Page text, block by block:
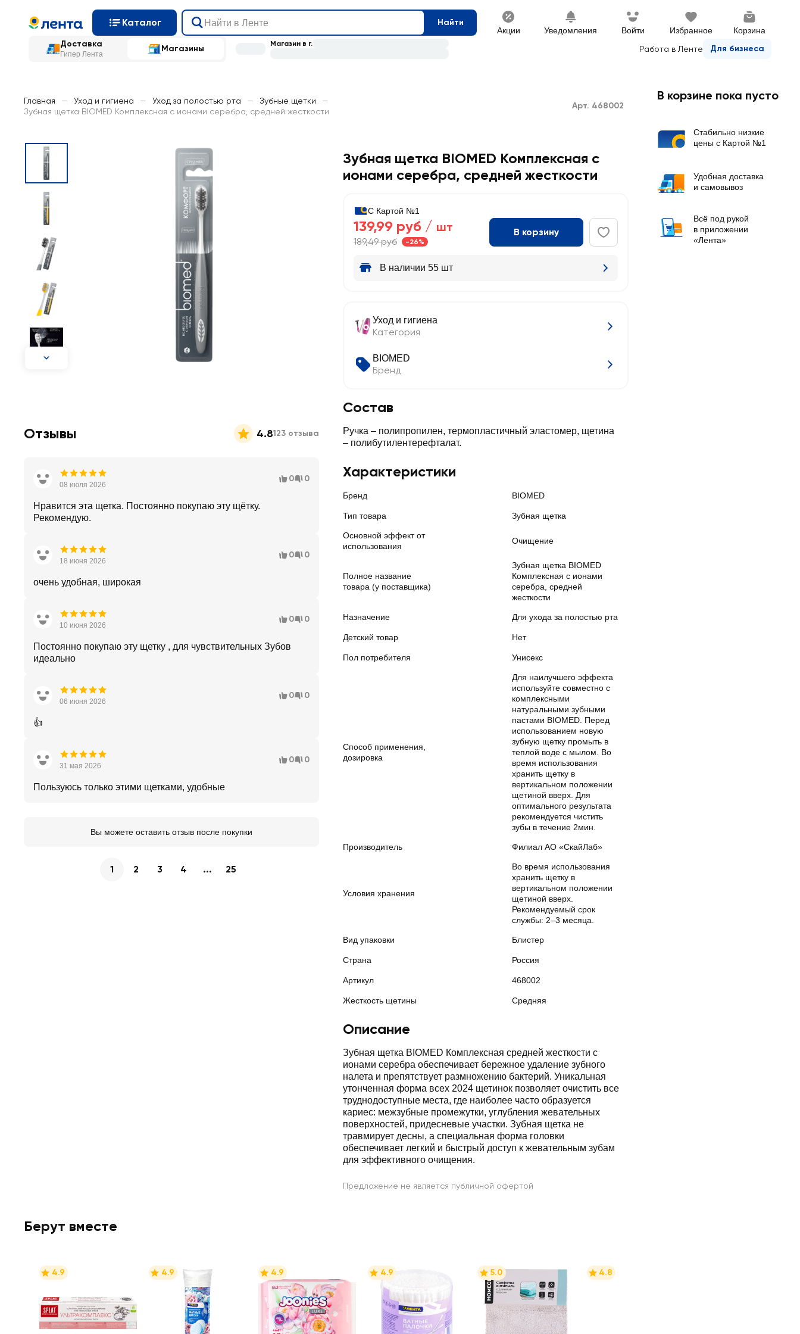
Каталог Найти
Акции Уведомления Войти Избранное Корзина
Доставка
Гипер Лента
Магазины Работа в Ленте Для бизнеса
Магазин в г.
Главная — Уход и гигиена — Уход за полостью рта — Зубные щетки
—
Зубная щетка BIOMED Комплексная с ионами серебра, средней жесткости
Арт. 468002
Зубная щетка BIOMED Комплексная с
ионами серебра, средней жесткости
С Картой №1
139,99 руб / шт
189,49 руб -26%
В корзину
В наличии 55 шт
Уход и гигиена
Категория
BIOMED
Бренд
Состав
Ручка – полипропилен, термопластичный эластомер, щетина
– полибутилентерефталат.
Характеристики
Бренд BIOMED
Тип товара Зубная щетка
Основной эффект от
использования
Очищение
Полное название
товара (у поставщика)
Зубная щетка BIOMED
Комплексная с ионами
серебра, средней
жесткости
Назначение Для ухода за полостью рта
Детский товар Нет
Пол потребителя Унисекс
Способ применения,
дозировка
Для наилучшего эффекта
используйте совместно с
комплексными
натуральными зубными
пастами BIOMED. Перед
использованием новую
зубную щетку промыть в
теплой воде с мылом. Во
время использования
хранить щетку в
вертикальном положении
щетиной вверх. Для
оптимального результата
рекомендуется чистить
зубы в течение 2мин.
Производитель Филиал АО «СкайЛаб»
Условия хранения
Во время использования
хранить щетку в
вертикальном положении
щетиной вверх.
Рекомендуемый срок
службы: 2–3 месяца.
Вид упаковки Блистер
Страна Россия
Артикул 468002
Жесткость щетины Средняя
Описание
Зубная щетка BIOMED Комплексная средней жесткости с
ионами серебра обеспечивает бережное удаление зубного
налета и препятствует размножению бактерий. Уникальная
утонченная форма всех 2024 щетинок позволяет очистить все
труднодоступные места, где наиболее часто образуется
кариес: межзубные промежутки, углубления жевательных
поверхностей, придесневые участки. Зубная щетка не
травмирует десны, а специальная форма головки
обеспечивает легкий и быстрый доступ к жевательным зубам
для эффективного очищения.
Предложение не является публичной офертой
Отзывы 4.8123 отзыва
08 июля 2026
0 0
Нравится эта щетка. Постоянно покупаю эту щётку.
Рекомендую.
18 июня 2026
0 0
очень удобная, широкая
10 июня 2026
0 0
Постоянно покупаю эту щетку , для чувствительных Зубов
идеально
06 июня 2026
0 0
👍
31 мая 2026
0 0
Пользуюсь только этими щетками, удобные
Вы можете оставить отзыв после покупки
1 2 3 4 ... 25
Берут вместе
4.9 4.9 4.9 4.9 5.0 4.8
В корзине пока пусто
Стабильно низкие
цены с Картой №1
Удобная доставка
и самовывоз
Всё под рукой
в приложении
«Лента»